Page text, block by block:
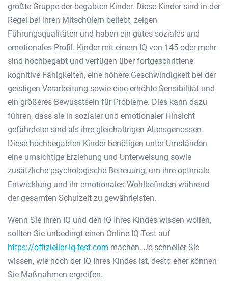
größte Gruppe der begabten Kinder. Diese Kinder sind in der
Regel bei ihren Mitschülern beliebt, zeigen
Führungsqualitäten und haben ein gutes soziales und
emotionales Profil. Kinder mit einem IQ von 145 oder mehr
sind hochbegabt und verfügen über fortgeschrittene
kognitive Fähigkeiten, eine höhere Geschwindigkeit bei der
geistigen Verarbeitung sowie eine erhöhte Sensibilität und
ein größeres Bewusstsein für Probleme. Dies kann dazu
führen, dass sie in sozialer und emotionaler Hinsicht
gefährdeter sind als ihre gleichaltrigen Altersgenossen.
Diese hochbegabten Kinder benötigen unter Umständen
eine umsichtige Erziehung und Unterweisung sowie
zusätzliche psychologische Betreuung, um ihre optimale
Entwicklung und ihr emotionales Wohlbefinden während
der gesamten Schulzeit zu gewährleisten.
Wenn Sie Ihren IQ und den IQ Ihres Kindes wissen wollen,
sollten Sie unbedingt einen Online-IQ-Test auf
https://offizieller-iq-test.com machen. Je schneller Sie
wissen, wie hoch der IQ Ihres Kindes ist, desto eher können
Sie Maßnahmen ergreifen.